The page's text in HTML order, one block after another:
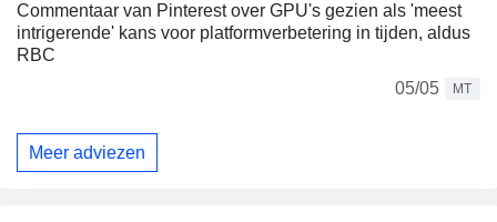
Commentaar van Pinterest over GPU's gezien als 'meest
intrigerende' kans voor platformverbetering in tijden, aldus
RBC
05/05
MT
Meer adviezen